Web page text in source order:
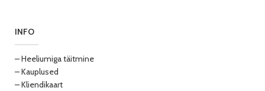
INFO
– Heeliumiga täitmine
– Kauplused
– Kliendikaart